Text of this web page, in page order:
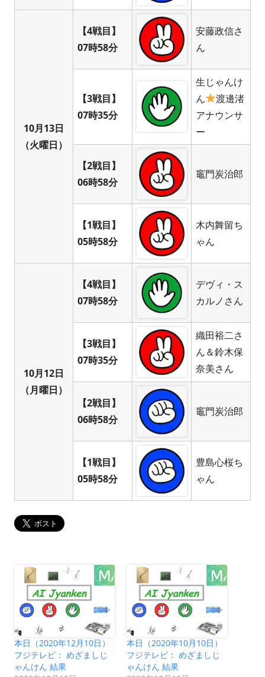
10月13日
（火曜日）
【4戦目】
07時58分
安藤政信さ
ん
【3戦目】
07時35分
生じゃんけ
ん
渡邊渚
アナウンサ
ー
【2戦目】
06時58分
竈門炭治郎
【1戦目】
05時58分
木内舞留ち
ゃん
10月12日
（月曜日）
【4戦目】
07時58分
デヴィ・ス
カルノさん
【3戦目】
07時35分
織田裕二さ
ん＆鈴木保
奈美さん
【2戦目】
06時58分
竈門炭治郎
【1戦目】
05時58分
豊島心桜ち
ゃん
本日（2020年12月10日）
フジテレビ： めざましじ
ゃんけん 結果
本日（2020年10月10日）
フジテレビ： めざましじ
ゃんけん 結果